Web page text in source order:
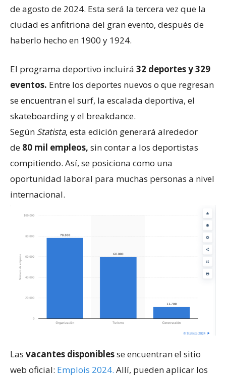
de agosto de 2024. Esta será la tercera vez que la
ciudad es anfitriona del gran evento, después de
haberlo hecho en 1900 y 1924.
El programa deportivo incluirá 32 deportes y 329
eventos. Entre los deportes nuevos o que regresan
se encuentran el surf, la escalada deportiva, el
skateboarding y el breakdance.
Según Statista, esta edición generará alrededor
de 80 mil empleos, sin contar a los deportistas
compitiendo. Así, se posiciona como una
oportunidad laboral para muchas personas a nivel
internacional.
Las vacantes disponiblesse encuentran el sitio
web oficial: Emplois 2024. Allí, pueden aplicar los